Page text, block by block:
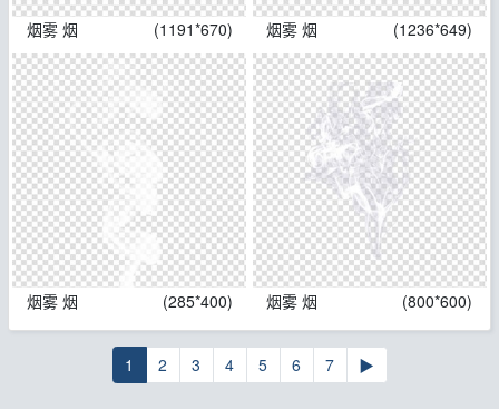
烟雾 烟 (1191*670) 烟雾 烟 (1236*649)
烟雾 烟 (285*400) 烟雾 烟 (800*600)
1 2 3 4 5 6 7 ▶